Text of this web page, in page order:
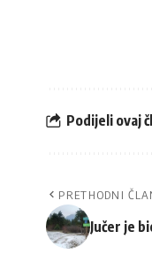
Podijeli ovaj
PRETHODNI
Jučer je